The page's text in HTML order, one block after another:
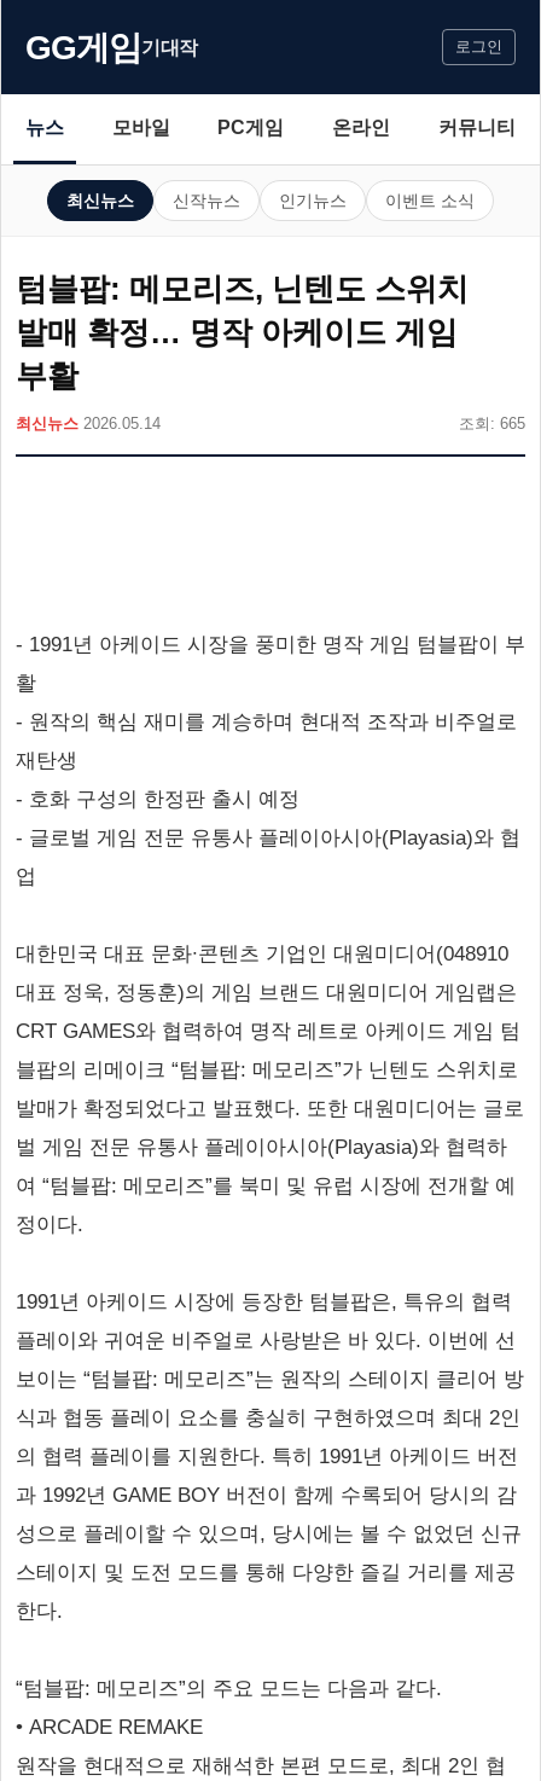
GG게임기대작 로그인
뉴스 모바일 PC게임 온라인 커뮤니티
최신뉴스 신작뉴스 인기뉴스 이벤트 소식
텀블팝: 메모리즈, 닌텐도 스위치
발매 확정… 명작 아케이드 게임
부활
최신뉴스 2026.05.14 조회: 665
- 1991년 아케이드 시장을 풍미한 명작 게임 텀블팝이 부
활
- 원작의 핵심 재미를 계승하며 현대적 조작과 비주얼로
재탄생
- 호화 구성의 한정판 출시 예정
- 글로벌 게임 전문 유통사 플레이아시아(Playasia)와 협
업
대한민국 대표 문화∙콘텐츠 기업인 대원미디어(048910
대표 정욱, 정동훈)의 게임 브랜드 대원미디어 게임랩은
CRT GAMES와 협력하여 명작 레트로 아케이드 게임 텀
블팝의 리메이크 “텀블팝: 메모리즈”가 닌텐도 스위치로
발매가 확정되었다고 발표했다. 또한 대원미디어는 글로
벌 게임 전문 유통사 플레이아시아(Playasia)와 협력하
여 “텀블팝: 메모리즈”를 북미 및 유럽 시장에 전개할 예
정이다.
1991년 아케이드 시장에 등장한 텀블팝은, 특유의 협력
플레이와 귀여운 비주얼로 사랑받은 바 있다. 이번에 선
보이는 “텀블팝: 메모리즈”는 원작의 스테이지 클리어 방
식과 협동 플레이 요소를 충실히 구현하였으며 최대 2인
의 협력 플레이를 지원한다. 특히 1991년 아케이드 버전
과 1992년 GAME BOY 버전이 함께 수록되어 당시의 감
성으로 플레이할 수 있으며, 당시에는 볼 수 없었던 신규
스테이지 및 도전 모드를 통해 다양한 즐길 거리를 제공
한다.
“텀블팝: 메모리즈”의 주요 모드는 다음과 같다.
• ARCADE REMAKE
원작을 현대적으로 재해석한 본편 모드로, 최대 2인 협